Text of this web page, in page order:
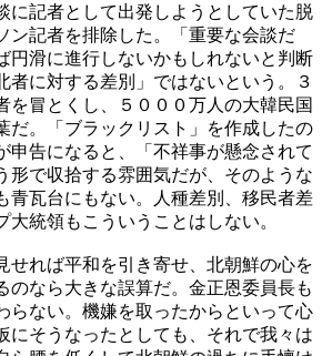
に記者として出発しようとしていた脱
ン記者を排除した。「重要な会談だ
円滑に進行しないかもしれないと判断
者に対する差別」ではないという。３
を冒とくし、５０００万人の大韓民国
だ。「ブラックリスト」を作成したの
申告になると、「不祥事が懸念されて
形で収拾する雰囲気だが、そのような
青瓦台にもない。人種差別、移民者差
大統領もこういうことはしない。
せれば平和を引き寄せ、北朝鮮の心を
のなら大きな誤算だ。金正恩委員長も
らない。機嫌を取ったからといって心
にそうなったとしても、それで我々は